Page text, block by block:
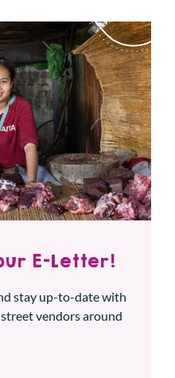
E-Letter!
stay up-to-date with
vendors around